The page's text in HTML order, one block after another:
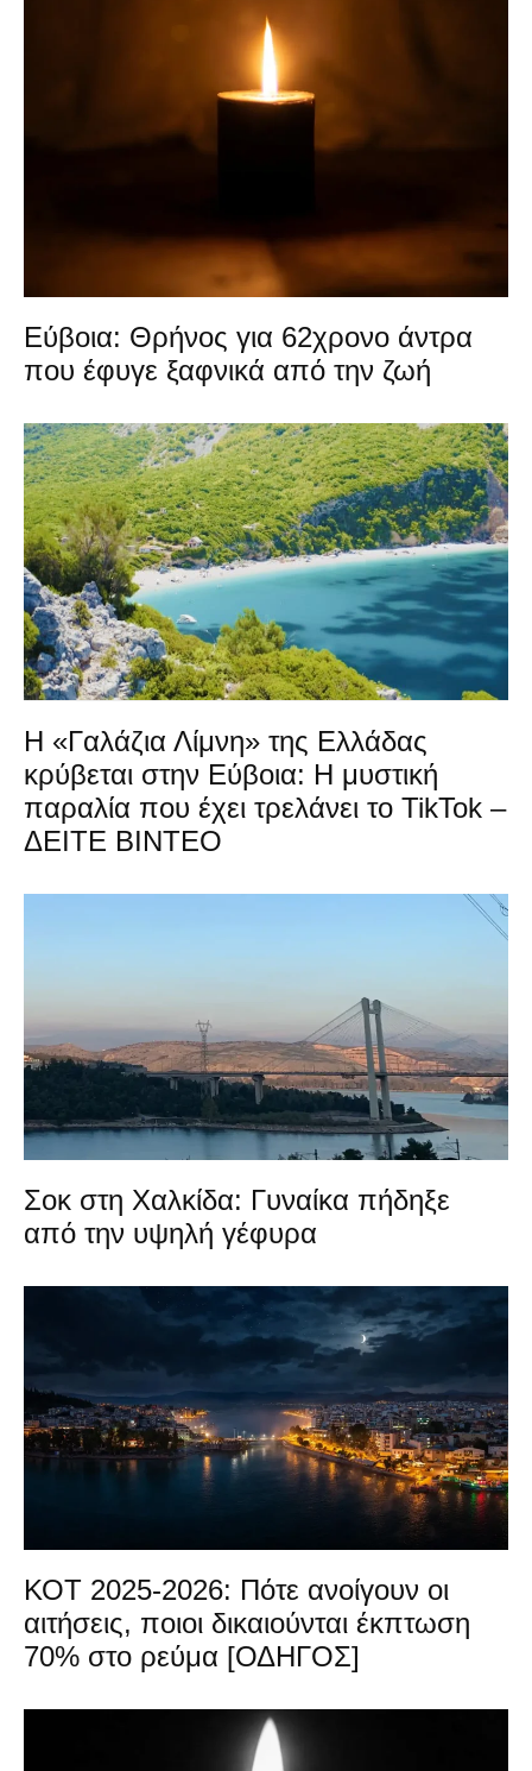
Εύβοια: Θρήνος για 62χρονο άντρα
που έφυγε ξαφνικά από την ζωή
Η «Γαλάζια Λίμνη» της Ελλάδας
κρύβεται στην Εύβοια: Η μυστική
παραλία που έχει τρελάνει το TikTok –
ΔΕΙΤΕ ΒΙΝΤΕΟ
Σοκ στη Χαλκίδα: Γυναίκα πήδηξε
από την υψηλή γέφυρα
ΚΟΤ 2025-2026: Πότε ανοίγουν οι
αιτήσεις, ποιοι δικαιούνται έκπτωση
70% στο ρεύμα [ΟΔΗΓΟΣ]